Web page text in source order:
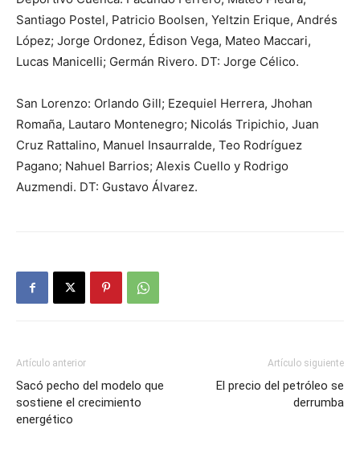
Santiago Postel, Patricio Boolsen, Yeltzin Erique, Andrés
López; Jorge Ordonez, Édison Vega, Mateo Maccari,
Lucas Manicelli; Germán Rivero. DT: Jorge Célico.
San Lorenzo: Orlando Gill; Ezequiel Herrera, Jhohan
Romaña, Lautaro Montenegro; Nicolás Tripichio, Juan
Cruz Rattalino, Manuel Insaurralde, Teo Rodríguez
Pagano; Nahuel Barrios; Alexis Cuello y Rodrigo
Auzmendi. DT: Gustavo Álvarez.
Artículo anterior
Sacó pecho del modelo que
sostiene el crecimiento
energético
Artículo siguiente
El precio del petróleo se
derrumba